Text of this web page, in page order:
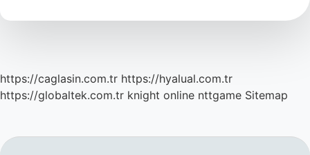
https://caglasin.com.tr https://hyalual.com.tr
https://globaltek.com.tr knight online nttgame Sitemap